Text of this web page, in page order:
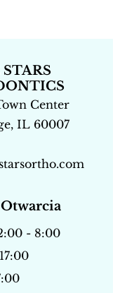
Center
IL 60007
- 8:00